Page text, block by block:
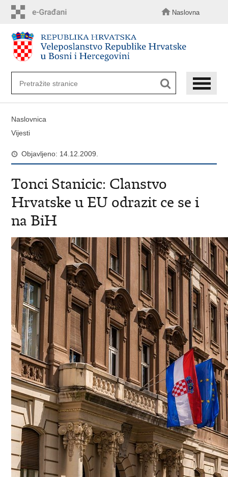
sadržaj
Naslovna
Naslovnica
Vijesti
Objavljeno: 14.12.2009.
Tonci Stanicic: Clanstvo
Hrvatske u EU odrazit ce se i
na BiH